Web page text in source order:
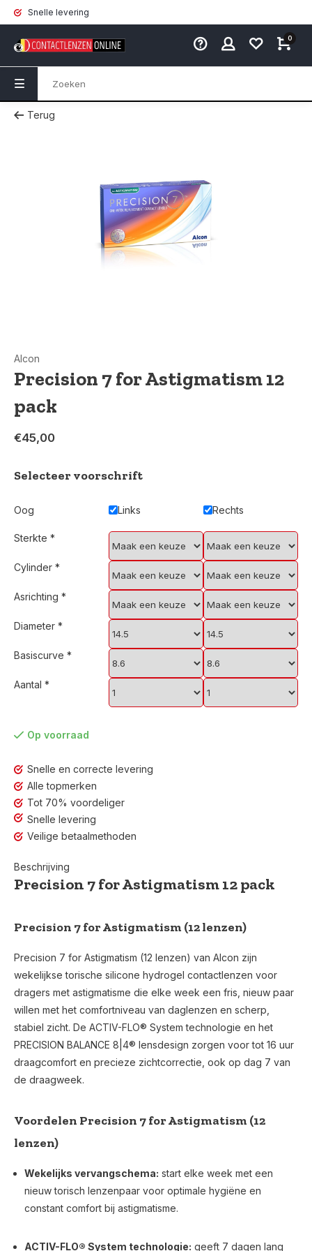
Snelle levering
0
Terug
Alcon
Precision 7 for Astigmatism 12
pack
€45,00
Selecteer voorschrift
Oog Links Rechts
Sterkte *
Cylinder *
Asrichting *
Diameter *
Basiscurve *
Aantal *
Op voorraad
Snelle en correcte levering
Alle topmerken
Tot 70% voordeliger
Snelle levering
Veilige betaalmethoden
Beschrijving
Precision 7 for Astigmatism 12 pack
Precision 7 for Astigmatism (12 lenzen)
Precision 7 for Astigmatism (12 lenzen) van Alcon zijn
wekelijkse torische silicone hydrogel contactlenzen voor
dragers met astigmatisme die elke week een fris, nieuw paar
willen met het comfortniveau van daglenzen en scherp,
stabiel zicht. De ACTIV-FLO® System technologie en het
PRECISION BALANCE 8|4® lensdesign zorgen voor tot 16 uur
draagcomfort en precieze zichtcorrectie, ook op dag 7 van
de draagweek.
Voordelen Precision 7 for Astigmatism (12
lenzen)
Wekelijks vervangschema: start elke week met een
nieuw torisch lenzenpaar voor optimale hygiëne en
constant comfort bij astigmatisme.
ACTIV-FLO® System technologie: geeft 7 dagen lang